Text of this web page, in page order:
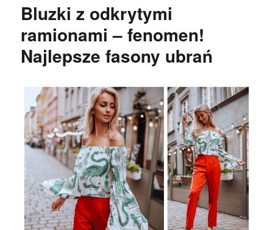
Bluzki z odkrytymi
ramionami – fenomen!
Najlepsze fasony ubrań